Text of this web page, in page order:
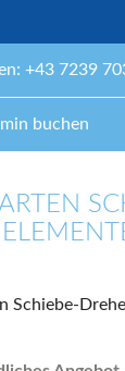
+43 7239
buchen